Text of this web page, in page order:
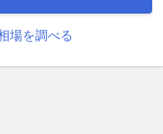
場を調べる